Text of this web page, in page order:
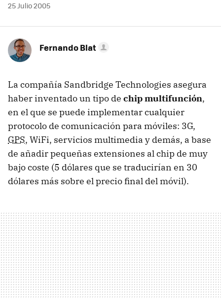
25 Julio 2005
Fernando Blat
La compañía Sandbridge Technologies asegura
haber inventado un tipo de chip multifunción,
en el que se puede implementar cualquier
protocolo de comunicación para móviles: 3G,
GPS, WiFi, servicios multimedia y demás, a base
de añadir pequeñas extensiones al chip de muy
bajo coste (5 dólares que se traducirían en 30
dólares más sobre el precio final del móvil).